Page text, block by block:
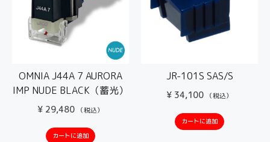
OMNIA J44A 7 AURORA
IMP NUDE BLACK（蓄光）
¥ 29,480 （税込）
カートに追加
JR-101S SAS/S
¥ 34,100 （税込）
カートに追加